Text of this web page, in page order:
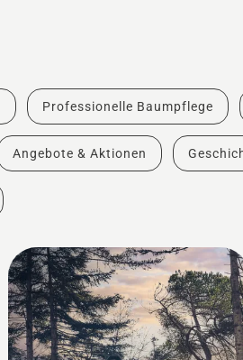
Professionelle Baumpflege
Angebote & Aktionen